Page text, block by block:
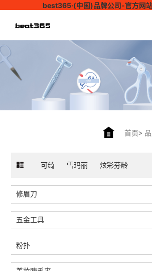
best365·(中国)品牌公司-官方网站
首页>
可绮 雪玛丽 炫彩芬龄
修眉刀
五金工具
粉扑